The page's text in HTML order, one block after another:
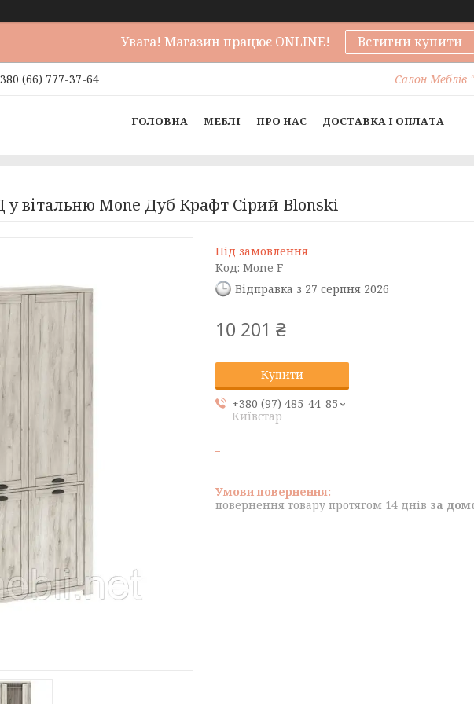
Увага! Магазин працює ONLINE! Встигни купити
(66) 777-37-64 Салон Меблів
ГОЛОВНА МЕБЛІ ПРО НАС ДОСТАВКА І ОПЛАТА
вітальню Mone Дуб Крафт Сірий Blonski
Під замовлення
Код: Mone F
Відправка з 27 серпня 2026
10 201 ₴
Купити
+380 (97) 485-44-85
Київстар
повернення товару протягом 14 днів за